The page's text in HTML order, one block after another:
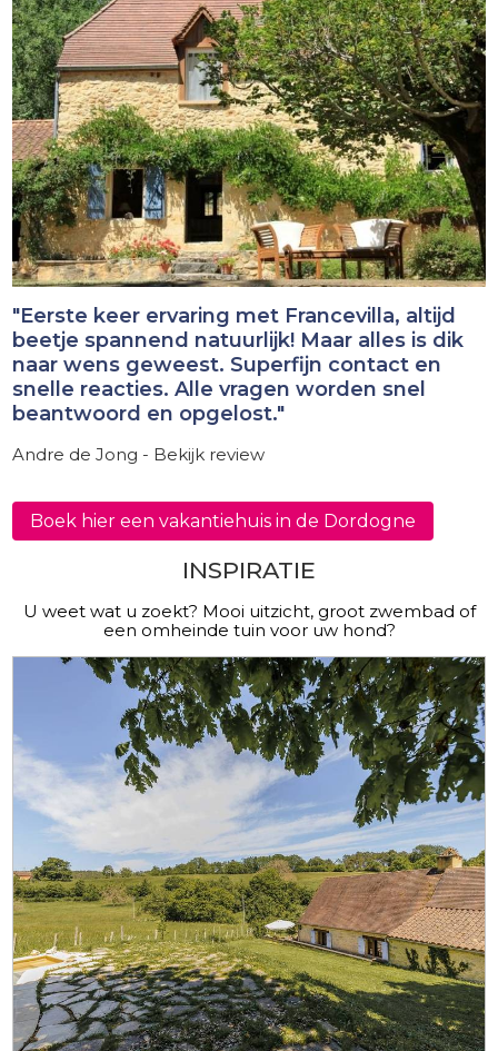
"Eerste keer ervaring met Francevilla, altijd
beetje spannend natuurlijk! Maar alles is dik
naar wens geweest. Superfijn contact en
snelle reacties. Alle vragen worden snel
beantwoord en opgelost."
Andre de Jong - Bekijk review
Boek hier een vakantiehuis in de Dordogne
INSPIRATIE
U weet wat u zoekt? Mooi uitzicht, groot zwembad of
een omheinde tuin voor uw hond?